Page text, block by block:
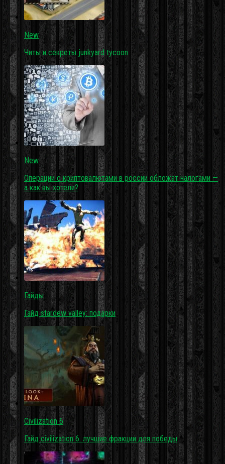
New
Читы и секреты junkyard tycoon
New
Операции с криптовалютами в россии обложат налогами —
а как вы хотели?
Гайды
Гайд stardew valley: подарки
Civilization 6
Гайд civilization 6. лучшие фракции для победы